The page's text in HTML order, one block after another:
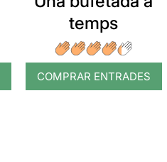
temps
COMPRAR ENTRADES